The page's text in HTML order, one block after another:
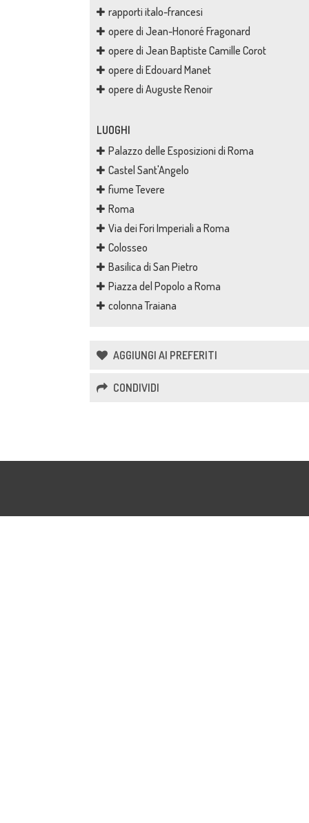
rapporti italo-francesi
opere di Jean-Honoré Fragonard
opere di Jean Baptiste Camille Corot
opere di Edouard Manet
opere di Auguste Renoir
LUOGHI
Palazzo delle Esposizioni di Roma
Castel Sant'Angelo
fiume Tevere
Roma
Via dei Fori Imperiali a Roma
Colosseo
Basilica di San Pietro
Piazza del Popolo a Roma
colonna Traiana
AGGIUNGI AI PREFERITI
CONDIVIDI